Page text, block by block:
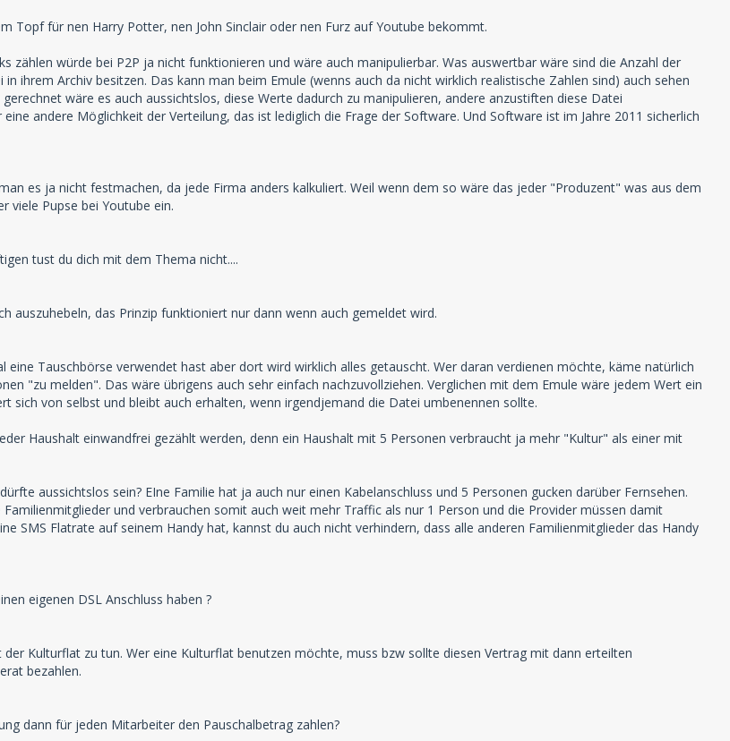
Topf für nen Harry Potter, nen John Sinclair oder nen Furz auf Youtube bekommt.
zählen würde bei P2P ja nicht funktionieren und wäre auch manipulierbar. Was auswertbar wäre sind die Anzahl der
ihrem Archiv besitzen. Das kann man beim Emule (wenns auch da nicht wirklich realistische Zahlen sind) auch sehen
wäre es auch aussichtslos, diese Werte dadurch zu manipulieren, andere anzustiften diese Datei
andere Möglichkeit der Verteilung, das ist lediglich die Frage der Software. Und Software ist im Jahre 2011 sicherlich
es ja nicht festmachen, da jede Firma anders kalkuliert. Weil wenn dem so wäre das jeder "Produzent" was aus dem
viele Pupse bei Youtube ein.
tust du dich mit dem Thema nicht....
auszuhebeln, das Prinzip funktioniert nur dann wenn auch gemeldet wird.
eine Tauschbörse verwendet hast aber dort wird wirklich alles getauscht. Wer daran verdienen möchte, käme natürlich
"zu melden". Das wäre übrigens auch sehr einfach nachzuvollziehen. Verglichen mit dem Emule wäre jedem Wert ein
sich von selbst und bleibt auch erhalten, wenn irgendjemand die Datei umbenennen sollte.
Haushalt einwandfrei gezählt werden, denn ein Haushalt mit 5 Personen verbraucht ja mehr "Kultur" als einer mit
aussichtslos sein? EIne Familie hat ja auch nur einen Kabelanschluss und 5 Personen gucken darüber Fernsehen.
Familienmitglieder und verbrauchen somit auch weit mehr Traffic als nur 1 Person und die Provider müssen damit
SMS Flatrate auf seinem Handy hat, kannst du auch nicht verhindern, dass alle anderen Familienmitglieder das Handy
eigenen DSL Anschluss haben ?
Kulturflat zu tun. Wer eine Kulturflat benutzen möchte, muss bzw sollte diesen Vertrag mit dann erteilten
bezahlen.
dann für jeden Mitarbeiter den Pauschalbetrag zahlen?